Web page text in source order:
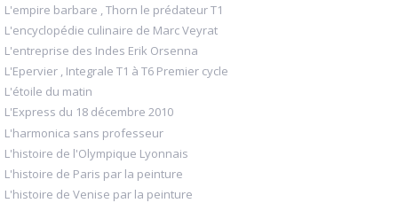
L'empire barbare , Thorn le prédateur T1
L'encyclopédie culinaire de Marc Veyrat
L'entreprise des Indes Erik Orsenna
L'Epervier , Integrale T1 à T6 Premier cycle
L'étoile du matin
L'Express du 18 décembre 2010
L'harmonica sans professeur
L'histoire de l'Olympique Lyonnais
L'histoire de Paris par la peinture
L'histoire de Venise par la peinture